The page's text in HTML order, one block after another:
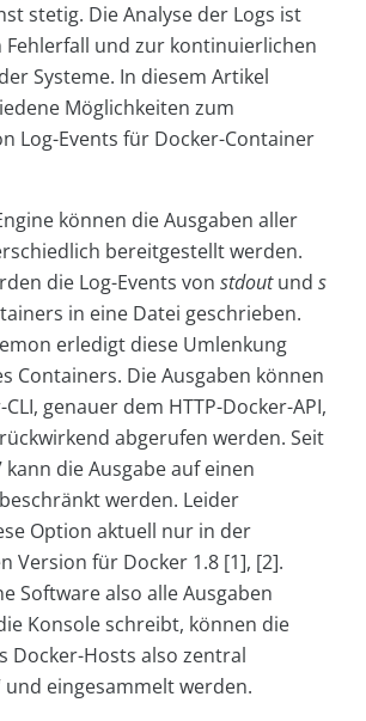
stetig. Die Analyse der Logs ist
Fehlerfall und zur kontinuierlichen
Systeme. In diesem Artikel
Möglichkeiten zum
Log-Events für Docker-Container
können die Ausgaben aller
bereitgestellt werden.
die Log-Events von stdoutund s
in eine Datei geschrieben.
erledigt diese Umlenkung
Containers. Die Ausgaben können
genauer dem HTTP-Docker-API,
abgerufen werden. Seit
die Ausgabe auf einen
werden. Leider
Option aktuell nur in der
Version für Docker 1.8 [1], [2].
Software also alle Ausgaben
Konsole schreibt, können die
Docker-Hosts also zentral
und eingesammelt werden.